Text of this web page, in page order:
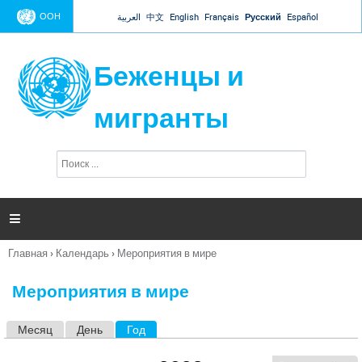
Jump to navigation
ООН العربية 中文 English Français Русский Español
Беженцы и
мигранты
п
и

Вы
Главная › Календарь › Мероприятия в мире
Мероприятия в мире
Месяц День Год